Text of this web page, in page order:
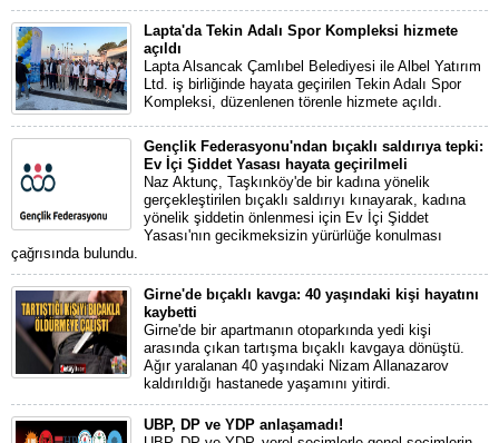
Lapta'da Tekin Adalı Spor Kompleksi hizmete
açıldı
Lapta Alsancak Çamlıbel Belediyesi ile Albel Yatırım
Ltd. iş birliğinde hayata geçirilen Tekin Adalı Spor
Kompleksi, düzenlenen törenle hizmete açıldı.
Gençlik Federasyonu'ndan bıçaklı saldırıya tepki:
Ev İçi Şiddet Yasası hayata geçirilmeli
Naz Aktunç, Taşkınköy'de bir kadına yönelik
gerçekleştirilen bıçaklı saldırıyı kınayarak, kadına
yönelik şiddetin önlenmesi için Ev İçi Şiddet
Yasası'nın gecikmeksizin yürürlüğe konulması
çağrısında bulundu.
Girne'de bıçaklı kavga: 40 yaşındaki kişi hayatını
kaybetti
Girne'de bir apartmanın otoparkında yedi kişi
arasında çıkan tartışma bıçaklı kavgaya dönüştü.
Ağır yaralanan 40 yaşındaki Nizam Allanazarov
kaldırıldığı hastanede yaşamını yitirdi.
UBP, DP ve YDP anlaşamadı!